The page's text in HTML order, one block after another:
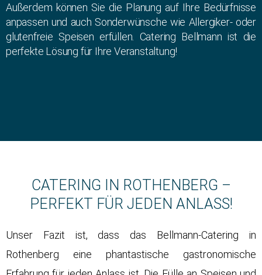
Außerdem können Sie die Planung auf Ihre Bedürfnisse
anpassen und auch Sonderwünsche wie Allergiker- oder
glutenfreie Speisen erfüllen. Catering Bellmann ist die
perfekte Lösung für Ihre Veranstaltung!
CATERING IN ROTHENBERG –
PERFEKT FÜR JEDEN ANLASS!
Unser Fazit ist, dass das Bellmann-Catering in
Rothenberg eine phantastische gastronomische